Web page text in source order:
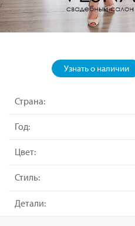
Узнать о наличии
Страна:
Год:
Цвет:
Стиль:
Детали: